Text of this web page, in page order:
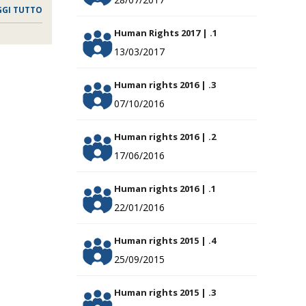
TUTTO
Human Rights 2017 | .1
13/03/2017
Human rights 2016 | .3
07/10/2016
Human rights 2016 | .2
17/06/2016
Human rights 2016 | .1
22/01/2016
Human rights 2015 | .4
25/09/2015
Human rights 2015 | .3